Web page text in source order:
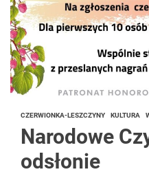
CZERWIONKA-LESZCZYNY KULTURA
Narodowe
odsłonie